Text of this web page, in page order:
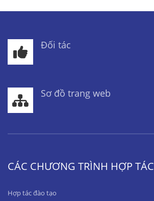
Đối tác
Sơ đồ trang web
CÁC CHƯƠNG TRÌNH HỢP TÁC
Hợp tác đào tạo